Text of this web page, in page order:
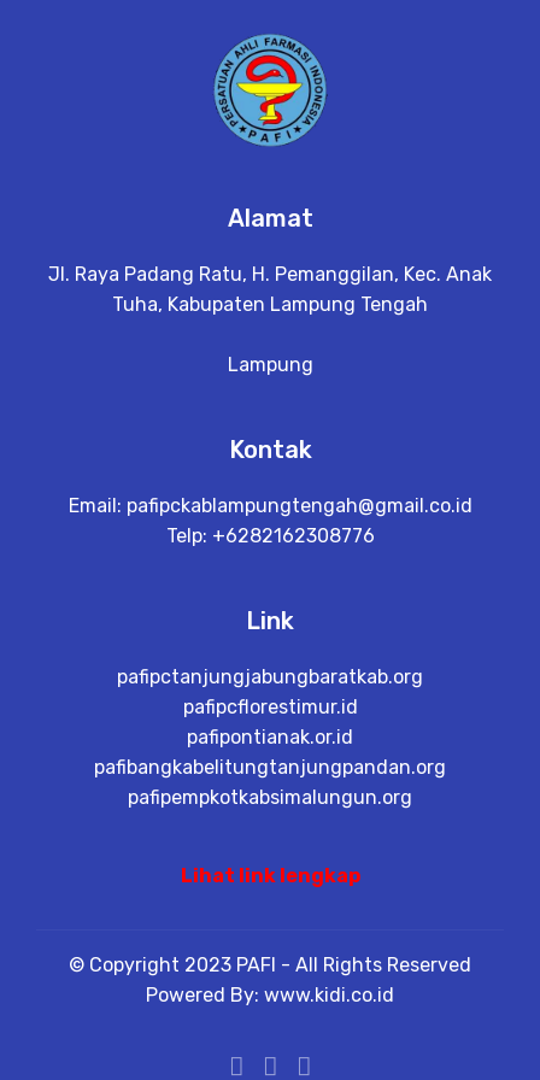
Alamat
Jl. Raya Padang Ratu, H. Pemanggilan, Kec. Anak
Tuha, Kabupaten Lampung Tengah
Lampung
Kontak
Email: pafipckablampungtengah@gmail.co.id
Telp: +6282162308776
Link
pafipctanjungjabungbaratkab.org
pafipcflorestimur.id
pafipontianak.or.id
pafibangkabelitungtanjungpandan.org
pafipempkotkabsimalungun.org
Lihat link lengkap
© Copyright 2023 PAFI - All Rights Reserved
Powered By: www.kidi.co.id